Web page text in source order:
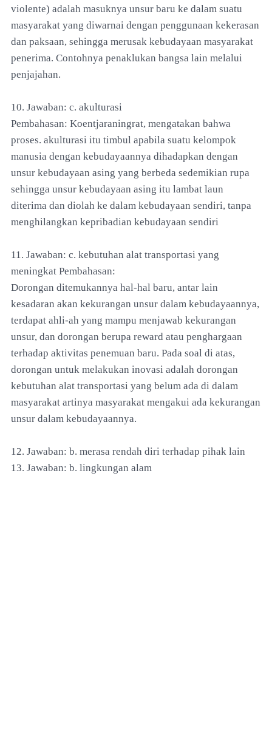
violente) adalah masuknya unsur baru ke dalam suatu
masyarakat yang diwarnai dengan penggunaan kekerasan
dan paksaan, sehingga merusak kebudayaan masyarakat
penerima. Contohnya penaklukan bangsa lain melalui
penjajahan.
10. Jawaban: c. akulturasi
Pembahasan: Koentjaraningrat, mengatakan bahwa
proses. akulturasi itu timbul apabila suatu kelompok
manusia dengan kebudayaannya dihadapkan dengan
unsur kebudayaan asing yang berbeda sedemikian rupa
sehingga unsur kebudayaan asing itu lambat laun
diterima dan diolah ke dalam kebudayaan sendiri, tanpa
menghilangkan kepribadian kebudayaan sendiri
11. Jawaban: c. kebutuhan alat transportasi yang
meningkat Pembahasan:
Dorongan ditemukannya hal-hal baru, antar lain
kesadaran akan kekurangan unsur dalam kebudayaannya,
terdapat ahli-ah yang mampu menjawab kekurangan
unsur, dan dorongan berupa reward atau penghargaan
terhadap aktivitas penemuan baru. Pada soal di atas,
dorongan untuk melakukan inovasi adalah dorongan
kebutuhan alat transportasi yang belum ada di dalam
masyarakat artinya masyarakat mengakui ada kekurangan
unsur dalam kebudayaannya.
12. Jawaban: b. merasa rendah diri terhadap pihak lain
13. Jawaban: b. lingkungan alam